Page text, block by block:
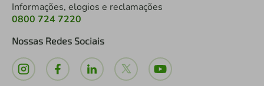
Informações, elogios e reclamações
0800 724 7220
Nossas Redes Sociais